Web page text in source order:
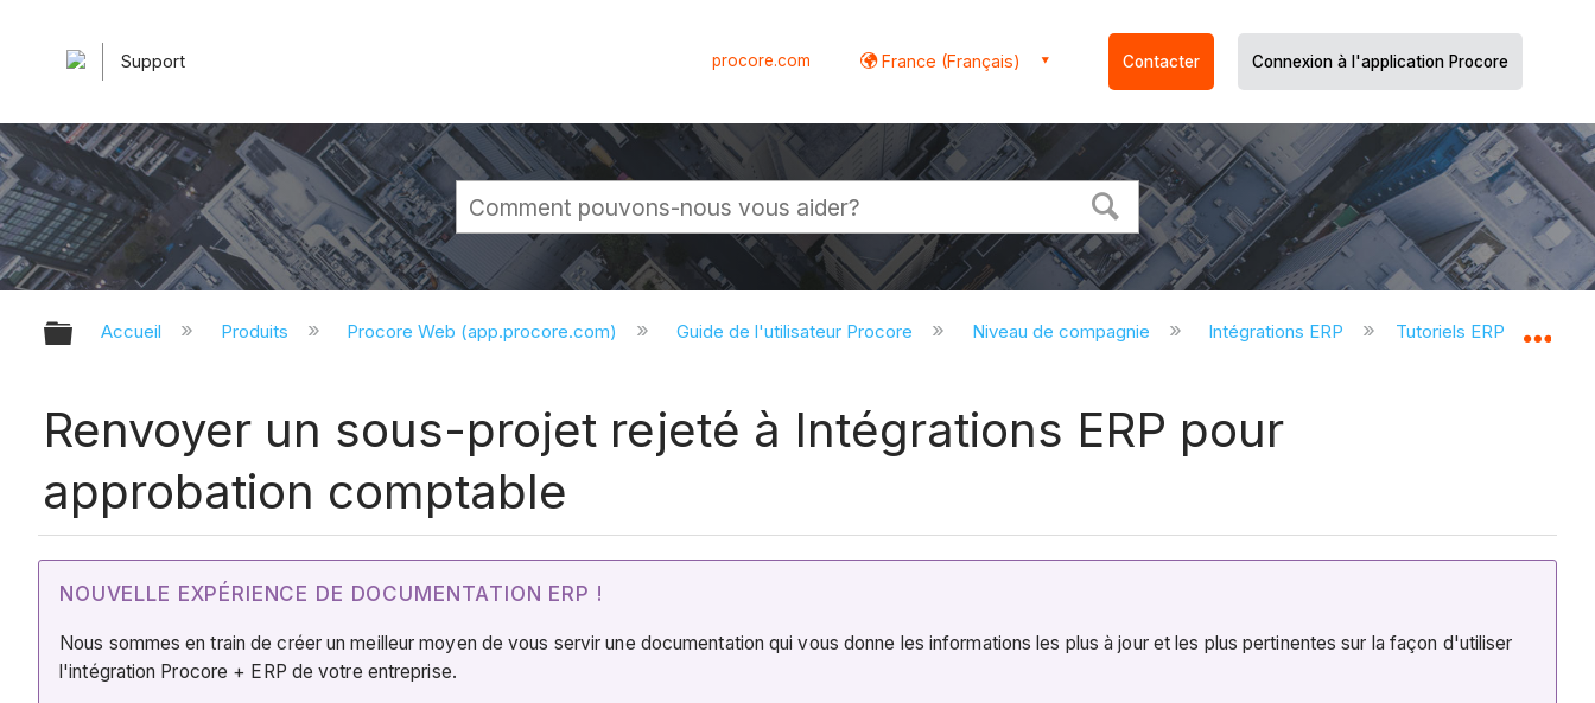
Support procore.com France (Français) Contacter Connexion à l'application Procore
Développer/réduire la hiérarchie globale
Accueil Produits Procore Web (app.procore.com) Guide de l'utilisateur Procore Niveau de compagnie Intégrations ERP Tutoriels ERP
Renvoyer un sous-projet rejeté à Intégrations ERP pour
approbation comptable
NOUVELLE EXPÉRIENCE DE DOCUMENTATION ERP !
Nous sommes en train de créer un meilleur moyen de vous servir une documentation qui vous donne les informations les plus à jour et les plus pertinentes sur la façon d'utiliser
l'intégration Procore + ERP de votre entreprise.